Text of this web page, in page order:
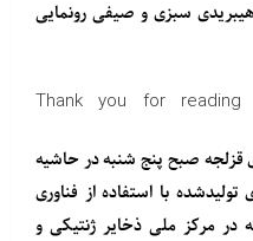
سبزی و صیفی رونمایی
Thank you for
قزلجه صبح پنج شنبه در حاشیه
با استفاده از فناوری
در مرکز ملی ذخایر ژنتیکی و